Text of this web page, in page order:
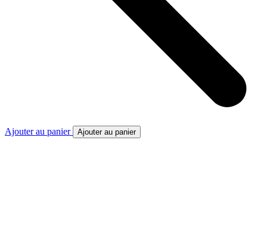
Ajouter au panier Ajouter au panier